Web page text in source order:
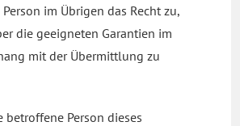
im Übrigen das Recht zu,
die geeigneten Garantien im
mit der Übermittlung zu
betroffene Person dieses